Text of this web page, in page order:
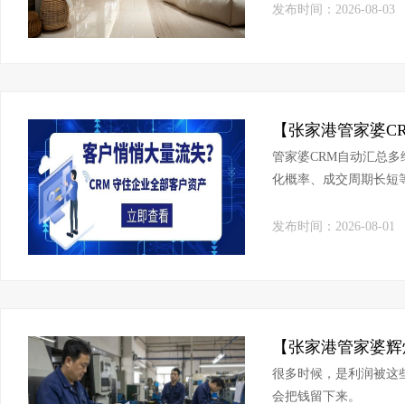
发布时间：2026-08-03
管家婆CRM自动汇总
化概率、成交周期长短
发布时间：2026-08-01
很多时候，是利润被这
会把钱留下来。